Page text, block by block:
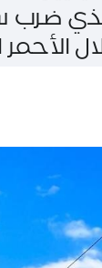
الذي ضرب